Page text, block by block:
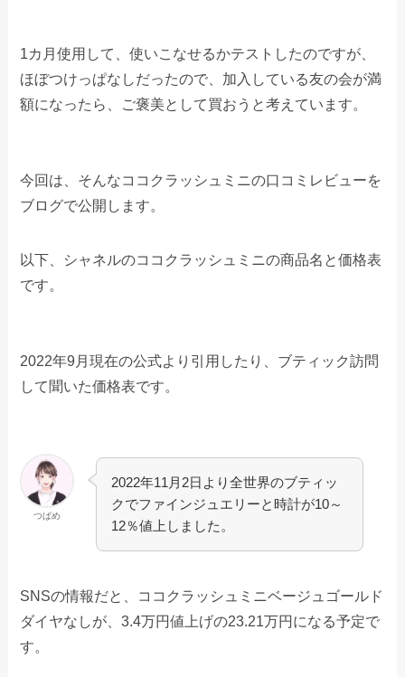
1カ月使用して、使いこなせるかテストしたのですが、
ほぼつけっぱなしだったので、加入している友の会が満
額になったら、ご褒美として買おうと考えています。
今回は、そんなココクラッシュミニの口コミレビューを
ブログで公開します。
以下、シャネルのココクラッシュミニの商品名と価格表
です。
2022年9月現在の公式より引用したり、ブティック訪問
して聞いた価格表です。
つばめ
2022年11月2日より全世界のブティッ
クでファインジュエリーと時計が10～
12％値上しました。
SNSの情報だと、ココクラッシュミニベージュゴールド
ダイヤなしが、3.4万円値上げの23.21万円になる予定で
す。